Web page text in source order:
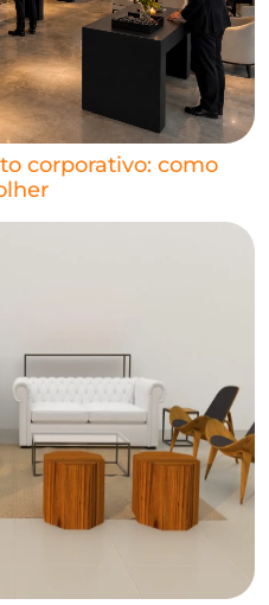
corporativo: como